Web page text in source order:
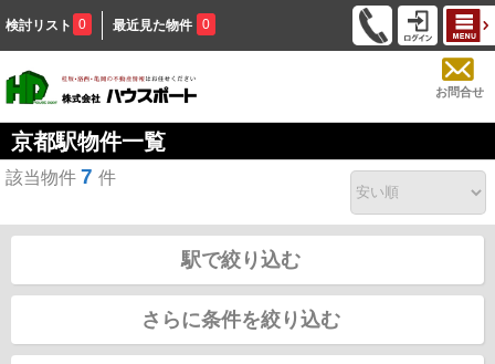
検討リスト 0 最近見た物件 0
お問合せ
京都駅物件一覧
該当物件 7 件
駅で絞り込む
さらに条件を絞り込む